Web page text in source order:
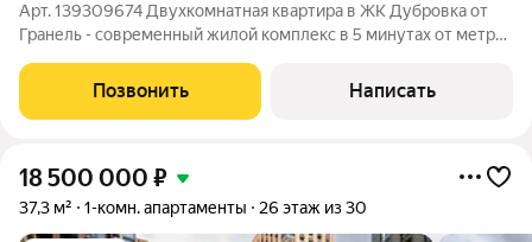
Арт. 139309674 Двухкомнатная квартира в ЖК Дубровка от
Гранель - современный жилой комплекс в 5 минутах от метро
35,7 м, расположенную на 6 этаже в сданном доме. Локация,
которая всегда востребована
Позвонить Написать
18 500 000 ₽
37,3 м² 1-комн. апартаменты 26 этаж из 30